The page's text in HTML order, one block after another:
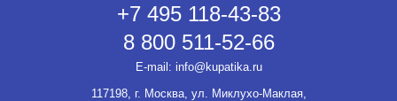
+7 495 118-43-83
8 800 511-52-66
E-mail: info@kupatika.ru
117198, г. Москва, ул. Миклухо-Маклая,